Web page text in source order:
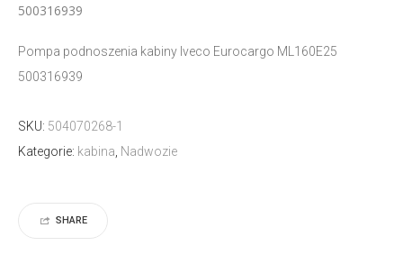
500316939
Pompa podnoszenia kabiny Iveco Eurocargo ML160E25
500316939
SKU: 504070268-1
Kategorie: kabina Nadwozie
SHARE